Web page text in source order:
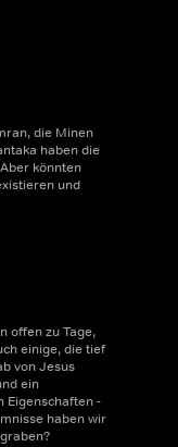
die Minen
haben die
könnten
und
offen zu Tage,
einige, die tief
von Jesus
ein
Eigenschaften -
haben wir